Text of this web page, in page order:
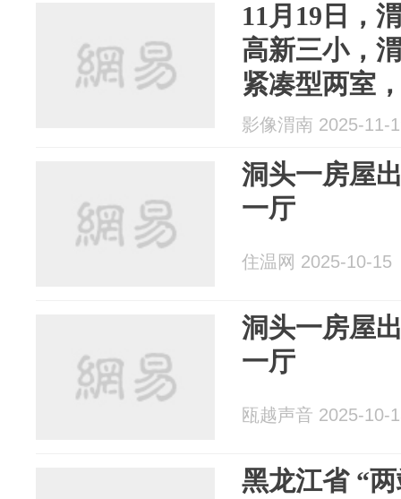
11月19日，
高新三小，
紧凑型两室
惠，需租的
影像渭南 2025-11-
洞头一房屋
一厅
住温网 2025-10-15
洞头一房屋
一厅
瓯越声音 2025-10-
黑龙江省 “两站两室”建设提速